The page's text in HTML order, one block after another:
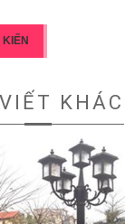
KIẾN
KHÁC